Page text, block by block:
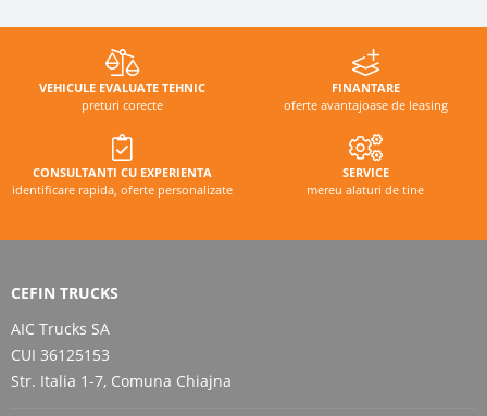
VEHICULE EVALUATE TEHNIC
preturi corecte
FINANTARE
oferte avantajoase de leasing
CONSULTANTI CU EXPERIENTA
identificare rapida, oferte personalizate
SERVICE
mereu alaturi de tine
CEFIN TRUCKS
AIC Trucks SA
CUI 36125153
Str. Italia 1-7, Comuna Chiajna